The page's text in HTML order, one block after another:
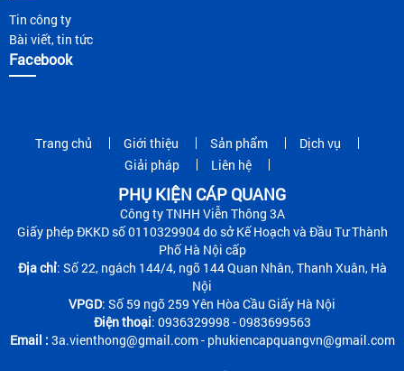
Tin công ty
Bài viết, tin tức
Facebook
Trang chủ Giới thiệu Sản phẩm
Dịch vụ
Giải pháp
Liên hệ
PHỤ KIỆN CÁP QUANG
Công ty TNHH Viễn Thông 3A
Giấy phép ĐKKD số 0110329904 do sở Kế Hoạch và Đầu Tư Thành
Phố Hà Nội cấp
Địa chỉ: Số 22, ngách 144/4, ngõ 144 Quan Nhân, Thanh Xuân, Hà
Nội
VPGD: Số 59 ngõ 259 Yên Hòa Cầu Giấy Hà Nội
Điện thoại: 0936329998 - 0983699563
Email : 3a.vienthong@gmail.com - phukiencapquangvn@gmail.com